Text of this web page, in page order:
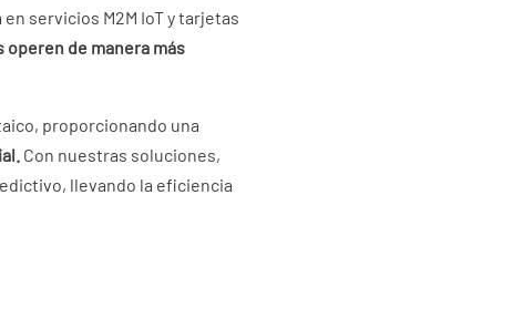
servicios M2M IoT y tarjetas
de manera más
proporcionando una
Con nuestras soluciones,
llevando la eficiencia